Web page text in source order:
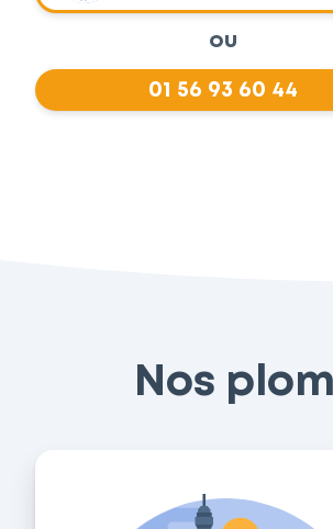
ou
01 56 93 60 44
Nos